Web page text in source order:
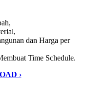
dan Harga per
Time Schedule.
›